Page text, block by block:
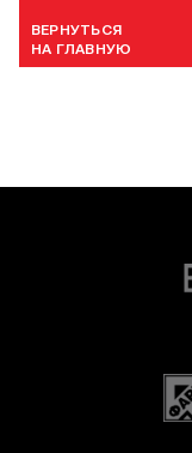
ВЕРНУТЬСЯ
НА ГЛАВНУЮ